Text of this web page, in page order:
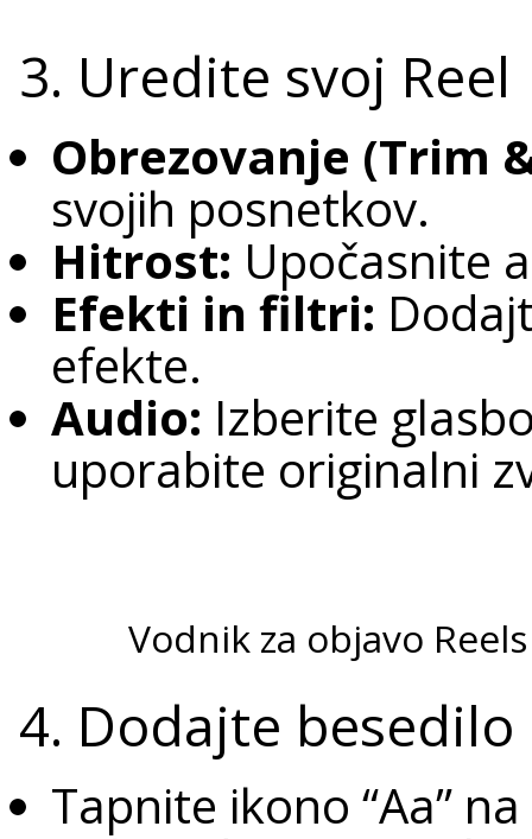
3. Uredite svoj Reel
Obrezovanje (Trim
svojih posnetkov.
Hitrost: Upočasnite
Efekti in filtri:
efekte.
Audio: Izberite
uporabite originalni
Vodnik za objavo
4. Dodajte
Tapnite ikono “Aa”